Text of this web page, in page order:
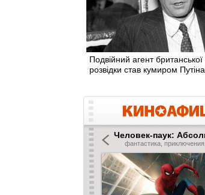
Подвійний агент британської
розвідки став кумиром Путіна.